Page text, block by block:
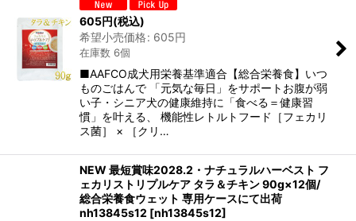
605円(税込)
希望小売価格: 605円
在庫数 6個
■AAFCO成犬用栄養基準適合【総合栄養食】いつ
ものごはんで 「元気な毎日」をサポートお腹が弱
い子・シニア犬の健康維持に「食べる＝健康習
慣」を叶える、 機能性レトルトフード［フェカリ
ス菌］ × ［クリ…
NEW 最短賞味2028.2・ナチュラルハーベスト フ
ェカリストリプルケア タラ＆チキン 90g×12個/
総合栄養食ウェット 専用ケースにて出荷
nh13845s12 [nh13845s12]